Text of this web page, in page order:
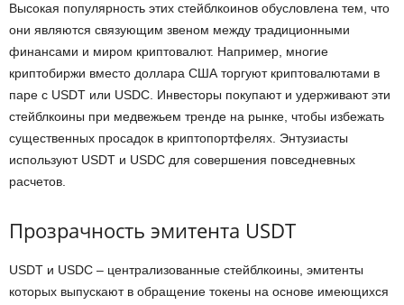
Высокая популярность этих стейблкоинов обусловлена тем, что
они являются связующим звеном между традиционными
финансами и миром криптовалют. Например, многие
криптобиржи вместо доллара США торгуют криптовалютами в
паре с USDT или USDC. Инвесторы покупают и удерживают эти
стейблкоины при медвежьем тренде на рынке, чтобы избежать
существенных просадок в криптопортфелях. Энтузиасты
используют USDT и USDC для совершения повседневных
расчетов.
Прозрачность эмитента USDT
USDT и USDC – централизованные стейблкоины, эмитенты
которых выпускают в обращение токены на основе имеющихся